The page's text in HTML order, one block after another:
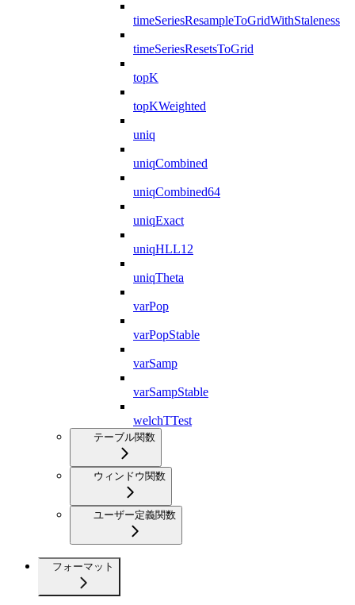
timeSeriesResampleToGridWithStaleness
timeSeriesResetsToGrid
topK
topKWeighted
uniq
uniqCombined
uniqCombined64
uniqExact
uniqHLL12
uniqTheta
varPop
varPopStable
varSamp
varSampStable
welchTTest
テーブル関数
ウィンドウ関数
ユーザー定義関数
フォーマット